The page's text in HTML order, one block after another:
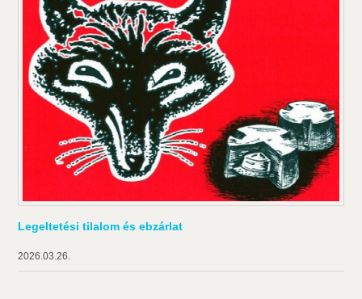
Legeltetési tilalom és ebzárlat
2026.03.26.